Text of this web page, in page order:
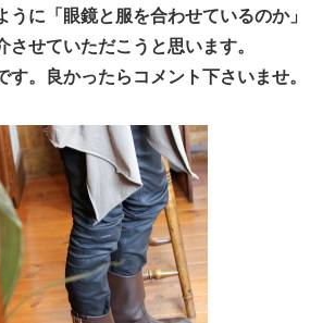
うに「眼鏡と服を合わせているのか」
させていただこうと思います。
す。良かったらコメント下さいませ。